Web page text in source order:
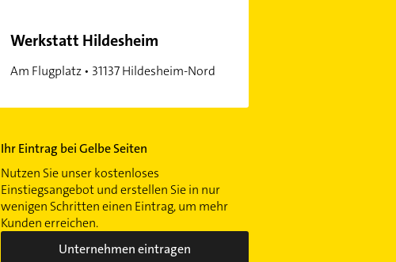
Werkstatt Hildesheim
Am Flugplatz • 31137 Hildesheim-Nord
Ihr Eintrag bei Gelbe Seiten
Nutzen Sie unser kostenloses
Einstiegsangebot und erstellen Sie in nur
wenigen Schritten einen Eintrag, um mehr
Kunden erreichen.
Unternehmen eintragen